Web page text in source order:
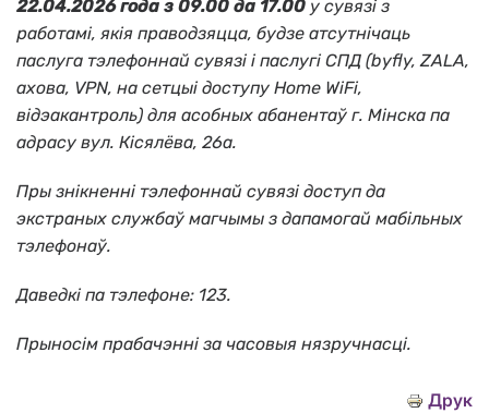
22.04.2026 года з 09.00 да 17.00 у сувязі з
работамі, якія праводзяцца, будзе атсутнічаць
паслуга тэлефоннай сувязі і паслугі СПД (byfly, ZALA,
ахова, VPN, на сетцыі доступу Home WiFi,
відэакантроль) для асобных абанентаў г. Мінска па
адрасу вул. Кiсялёва, 26а.
Пры знікненні тэлефоннай сувязі доступ да
экстраных службаў магчымы з дапамогай мабільных
тэлефонаў.
Даведкі па тэлефоне: 123.
Прыносім прабачэнні за часовыя нязручнасці.
Друк